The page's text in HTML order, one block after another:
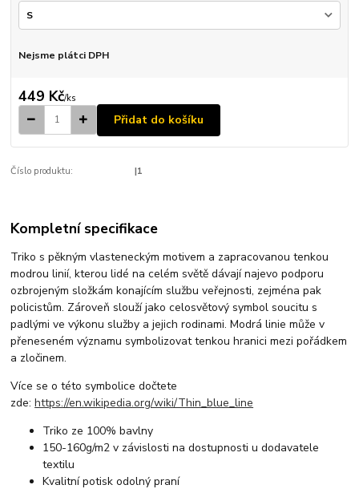
Nejsme plátci DPH
449 Kč/ks
Přidat do košíku
Číslo produktu: |1
Kompletní specifikace
Triko s pěkným vlasteneckým motivem a zapracovanou tenkou
modrou linií, kterou lidé na celém světě dávají najevo podporu
ozbrojeným složkám konajícím službu veřejnosti, zejména pak
policistům. Zároveň slouží jako celosvětový symbol soucitu s
padlými ve výkonu služby a jejich rodinami. Modrá linie může v
přeneseném významu symbolizovat tenkou hranici mezi pořádkem
a zločinem.
Více se o této symbolice dočtete
zde:https://en.wikipedia.org/wiki/Thin_blue_line
Triko ze 100% bavlny
150-160g/m2 v závislosti na dostupnosti u dodavatele
textilu
Kvalitní potisk odolný praní